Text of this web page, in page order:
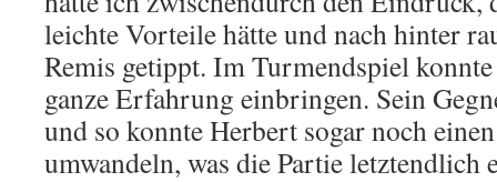
leichte Vorteile hätte und nach hinter
Remis getippt. Im Turmendspiel
ganze Erfahrung einbringen. Sein
und so konnte Herbert sogar noch
umwandeln, was die Partie letztendlich